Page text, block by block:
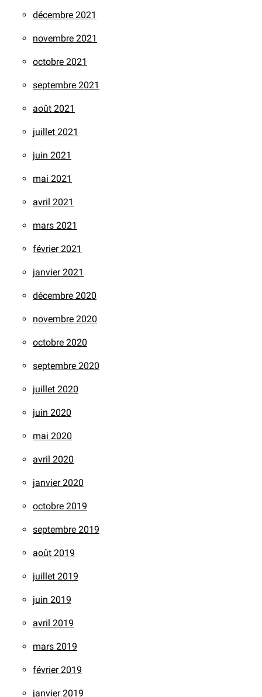
décembre 2021
novembre 2021
octobre 2021
septembre 2021
août 2021
juillet 2021
juin 2021
mai 2021
avril 2021
mars 2021
février 2021
janvier 2021
décembre 2020
novembre 2020
octobre 2020
septembre 2020
juillet 2020
juin 2020
mai 2020
avril 2020
janvier 2020
octobre 2019
septembre 2019
août 2019
juillet 2019
juin 2019
avril 2019
mars 2019
février 2019
janvier 2019